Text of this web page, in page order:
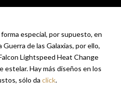
especial, por supuesto, en
de las Galaxias, por ello,
Lightspeed Heat Change
estelar. Hay más diseños en los
sólo da click.